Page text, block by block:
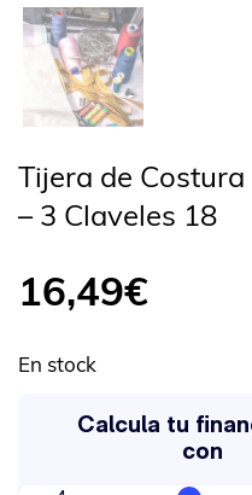
Tijera de
– 3 Claveles 18
16,49€
En stock